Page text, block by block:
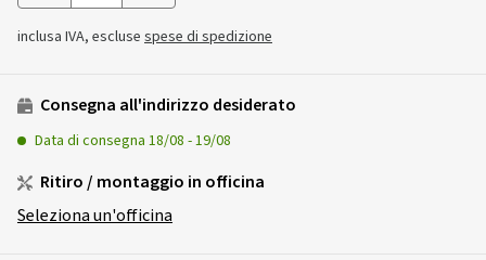
inclusa IVA, escluse spese di spedizione
Consegna all'indirizzo desiderato
Data di consegna 18/08 -19/08
Ritiro / montaggio in officina
Seleziona un'officina